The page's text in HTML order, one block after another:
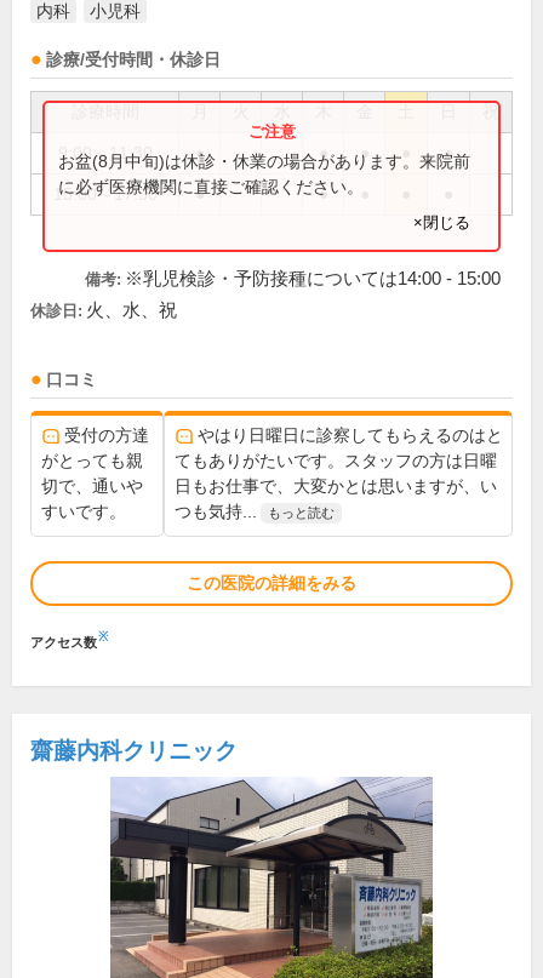
内科 小児科
診療/受付時間・休診日
祝
9:00～11:30 ● ● ● ●
15:00～17:30 ● ●
お盆(8月中旬)は休診・休業の場合があります。来院前
に必ず医療機関に直接ご確認ください。
×閉じる
備考: ※乳児検診・予防接種については14:00 - 15:00
休診日: 火、水、祝
口コミ
受付の方達
がとっても親
切で、通いや
すいです。
やはり日曜日に診察してもらえるのはと
てもありがたいです。スタッフの方は日曜
日もお仕事で、大変かとは思いますが、い
つも気持...
もっと読む
この医院の詳細をみる
アクセス数※
齋藤内科クリニック